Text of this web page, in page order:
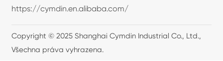
https://cymdin.en.alibaba.com/
Copyright © 2025 Shanghai Cymdin Industrial Co., Ltd.,
Všechna práva vyhrazena.